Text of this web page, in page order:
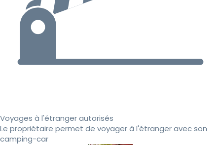
Voyages à l'étranger autorisés
Le propriétaire permet de voyager à l'étranger avec son
camping-car